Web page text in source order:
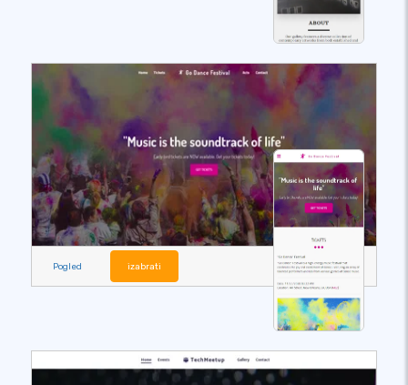
Pogled izabrati